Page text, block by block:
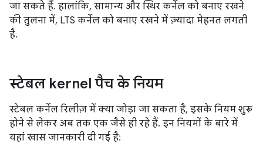
जा सकते हैं. हालांकि, सामान्य और स्थिर कर्नेल को बनाए रखने
की तुलना में, LTS कर्नेल को बनाए रखने में ज़्यादा मेहनत लगती
है.
स्टेबल kernel पैच के नियम
स्टेबल कर्नेल रिलीज़ में क्या जोड़ा जा सकता है, इसके नियम शुरू
होने से लेकर अब तक एक जैसे ही रहे हैं. इन नियमों के बारे में
यहां खास जानकारी दी गई है: